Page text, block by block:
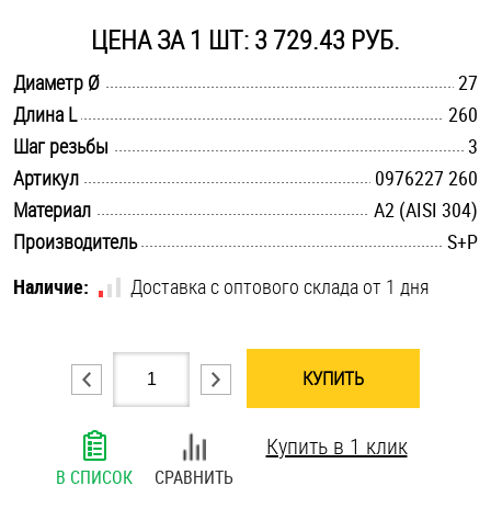
Саморезы и шурупы
Стопорные кольца
Такелаж
Хомуты
Шайбы
Шпильки
Шплинты
Штифты и пальцы
ЦЕНА ЗА 1 ШТ: 3 729.43 РУБ.
Диаметр Ø
27
Длина L
260
Шаг резьбы
3
Артикул
0976227 260
Материал
А2 (AISI 304)
Производитель
S+P
Наличие:
Доставка с оптового склада от 1 дня
КУПИТЬ
В СПИСОК СРАВНИТЬ
Купить в 1 клик